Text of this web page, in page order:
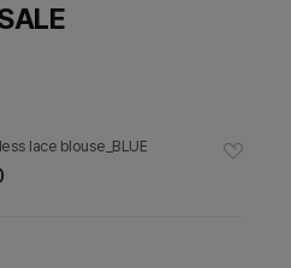
lace blouse_BLUE